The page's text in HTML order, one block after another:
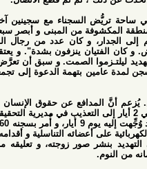
في ساحة تريُّض السجناء مع سجينين آخرَين "سمع
من المبنى و أبصر سبعة أو ثمانية
وجوههم إلى الجدار، و كان عدد من رجال الشرطة غير
ينزفون بشدة". و يعتقد رجب أن
الصمت. و سبق أن تعرَّض رجب إلى
بتهمة الدعوة إلى تجمعات صُنِّفت
عن حقوق الإنسان ناجي فتيل،
البحرين لحقوق الإنسان، قد تعرض منذ اعتقاله في 2 أيار إلى التعذيب في مديرية التحقيقات الجنائية
سيئة الصيت. و كانت اتهاماتٌ بــ "بتشكيل تنظيم هدفه تعطيل أحكام الدستور" قد وُجِّهت إليه يوم 9 أيار، و أُمر بسجنه 60 يوماً بتهمة
التناسلية و أقدامه و ظهرة، و
صور زوجته، و تعليقه من يديه في